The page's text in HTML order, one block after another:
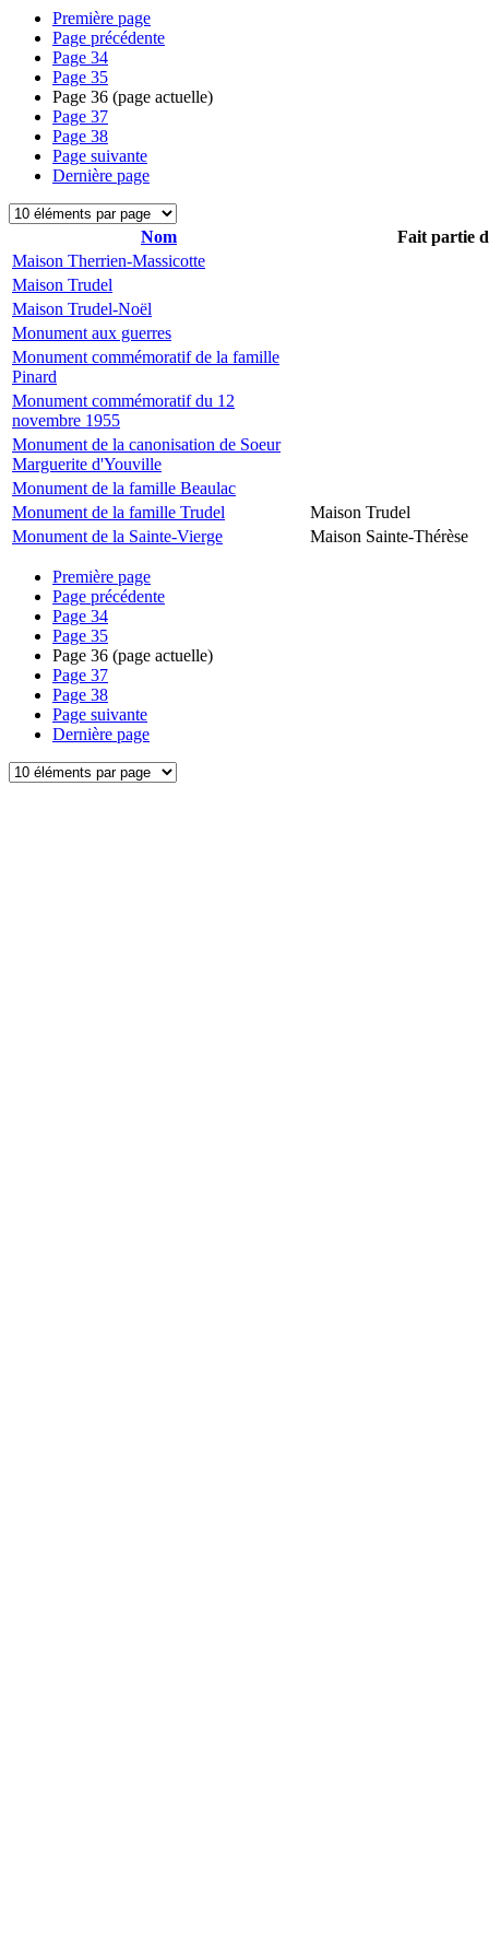
Première page
Page précédente
Page 34
Page 35
Page 36 (page actuelle)
Page 37
Page 38
Page suivante
Dernière page
Nom
Fait partie
Maison Therrien-Massicotte
Maison Trudel
Maison Trudel-Noël
Monument aux guerres
Monument commémoratif de la famille
Pinard
Monument commémoratif du 12
novembre 1955
Monument de la canonisation de Soeur
Marguerite d'Youville
Monument de la famille Beaulac
Monument de la famille Trudel
Maison Trudel
Monument de la Sainte-Vierge
Maison Sainte-Thérèse
Première page
Page précédente
Page 34
Page 35
Page 36 (page actuelle)
Page 37
Page 38
Page suivante
Dernière page